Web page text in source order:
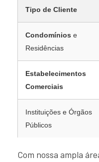
Tipo de Cliente
Condomínios e
Residências
Estabelecimentos
Comerciais
Instituições e Órgãos
Públicos
Com nossa ampla